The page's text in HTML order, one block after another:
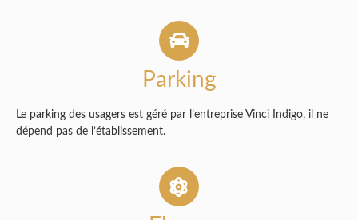
Parking
Le parking des usagers est géré par l’entreprise Vinci Indigo, il ne
dépend pas de l’établissement.